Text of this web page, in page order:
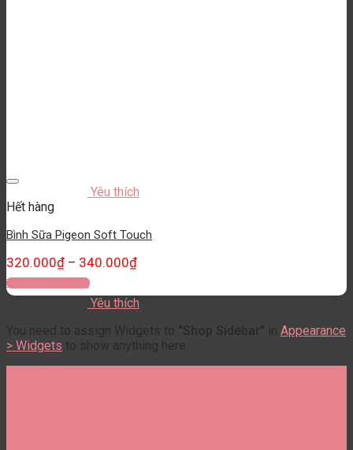
Yêu thích
Hết hàng
Bình Sữa Pigeon Soft Touch
320.000₫ – 340.000₫
Thêm vào giỏ hàng
Yêu thích
You need to assign Widgets to
"Shop Sidebar"
Appearance
> Widgets to show anything here